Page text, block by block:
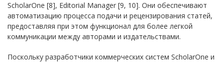
ScholarOne [8], Editorial Manager [9, 10]. Они обеспечивают
автоматизацию процесса подачи и рецензирования статей,
предоставляя при этом функционал для более легкой
коммуникации между авторами и издательствами.
Поскольку разработчики коммерческих систем ScholarOne и